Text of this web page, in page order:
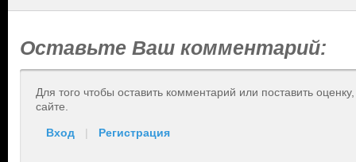
Оставьте Ваш комментарий:
Для того чтобы оставить комментарий или поставить
сайте.
Вход | Регистрация